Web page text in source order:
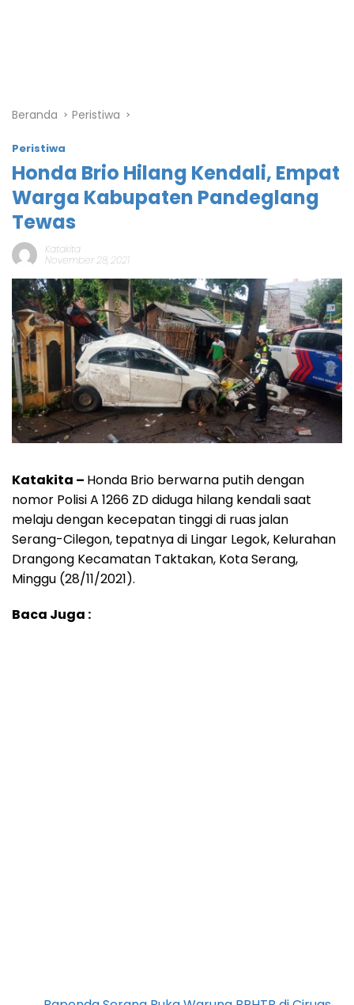
Beranda Peristiwa
Peristiwa
Honda Brio Hilang Kendali, Empat
Warga Kabupaten Pandeglang
Tewas
Katakita
November 28, 2021
Katakita – Honda Brio berwarna putih dengan
nomor Polisi A 1266 ZD diduga hilang kendali saat
melaju dengan kecepatan tinggi di ruas jalan
Serang-Cilegon, tepatnya di Lingar Legok, Kelurahan
Drangong Kecamatan Taktakan, Kota Serang,
Minggu (28/11/2021).
Baca Juga :